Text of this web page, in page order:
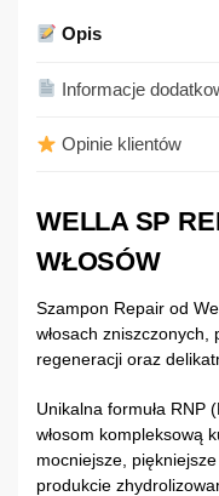
Opis
Informacje
Opinie klientów
WELLA SP
WŁOSÓW
Szampon Repair od
włosach
regeneracji oraz
Unikalna formuła RNP
włosom kompleksową
mocniejsze,
produkcie